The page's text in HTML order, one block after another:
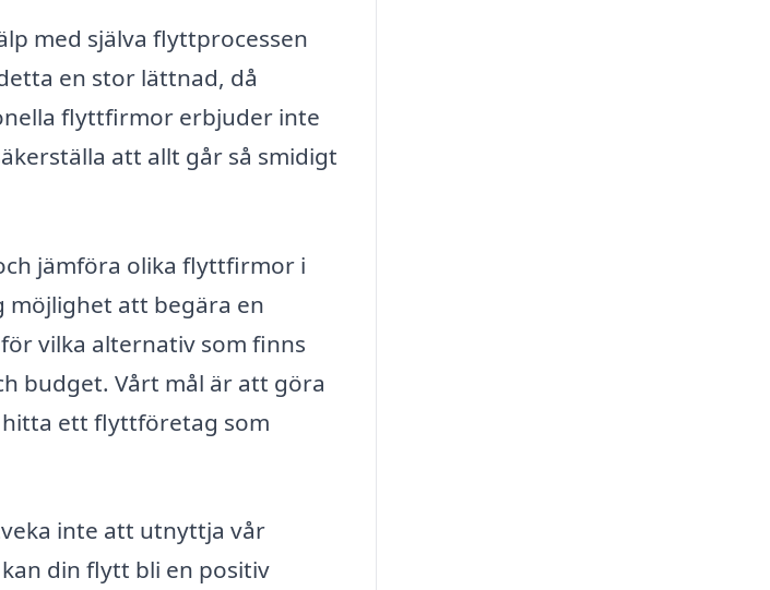
med själva flyttprocessen
en stor lättnad, då
flyttfirmor erbjuder inte
att allt går så smidigt
jämföra olika flyttfirmor i
möjlighet att begära en
vilka alternativ som finns
budget. Vårt mål är att göra
hitta ett flyttföretag som
inte att utnyttja vår
din flytt bli en positiv